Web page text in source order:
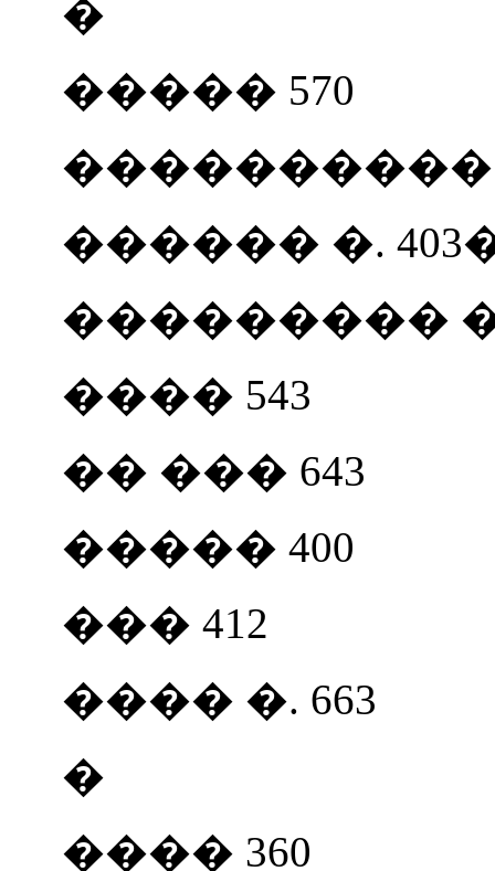
�
����� 570
����������
������ �.
��������� �.
���� 543
�� ��� 643
����� 400
��� 412
���� �. 663
�
���� 360